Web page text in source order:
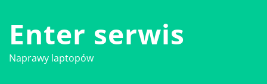
content
Enter serwis
Naprawy laptopów